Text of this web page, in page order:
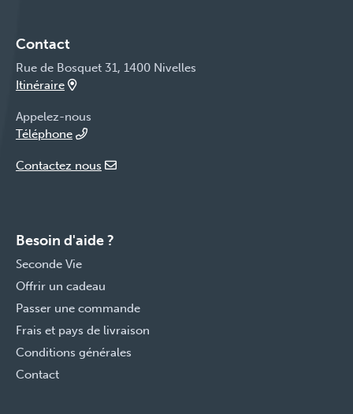
Contact
Rue de Bosquet 31, 1400 Nivelles
Itinéraire
Appelez-nous
Téléphone
Contactez nous
Besoin d'aide ?
Seconde Vie
Offrir un cadeau
Passer une commande
Frais et pays de livraison
Conditions générales
Contact